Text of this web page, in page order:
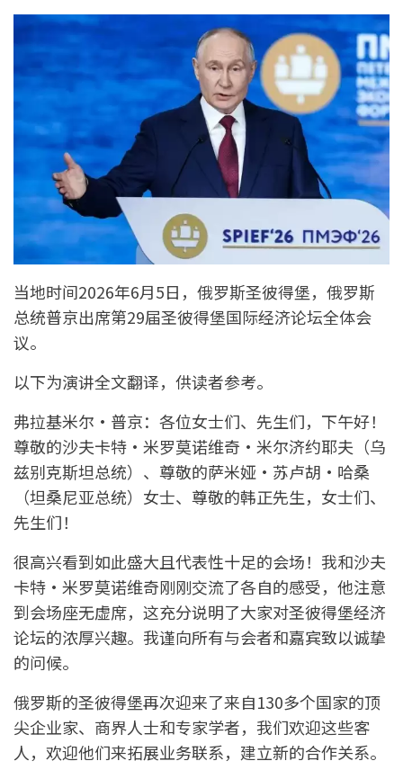
当地时间2026年6月5日，俄罗斯圣彼得堡，俄罗斯
总统普京出席第29届圣彼得堡国际经济论坛全体会
议。
以下为演讲全文翻译，供读者参考。
弗拉基米尔·普京：各位女士们、先生们，下午好！
尊敬的沙夫卡特·米罗莫诺维奇·米尔济约耶夫（乌
兹别克斯坦总统）、尊敬的萨米娅·苏卢胡·哈桑
（坦桑尼亚总统）女士、尊敬的韩正先生，女士们、
先生们！
很高兴看到如此盛大且代表性十足的会场！我和沙夫
卡特·米罗莫诺维奇刚刚交流了各自的感受，他注意
到会场座无虚席，这充分说明了大家对圣彼得堡经济
论坛的浓厚兴趣。我谨向所有与会者和嘉宾致以诚挚
的问候。
俄罗斯的圣彼得堡再次迎来了来自130多个国家的顶
尖企业家、商界人士和专家学者，我们欢迎这些客
人，欢迎他们来拓展业务联系，建立新的合作关系。